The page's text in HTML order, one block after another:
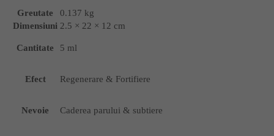
Greutate
0.137 kg
Dimensiuni 2.5 × 22 × 12 cm
Cantitate 5 ml
Efect Regenerare & Fortifiere
Nevoie Caderea parului & subtiere